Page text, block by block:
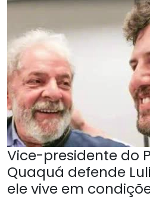
Vice-presidente do
Quaquá defende
ele vive em